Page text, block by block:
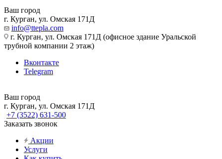
Ваш город
г. Курган, ул. Омская 171Д
info@ttepla.com
г. Курган, ул. Омская 171Д (офисное здание Уральской
трубной компании 2 этаж)
Вконтакте
Telegram
Ваш город
г. Курган, ул. Омская 171Д
+7 (3522) 631-500
Заказать звонок
Акции
Услуги